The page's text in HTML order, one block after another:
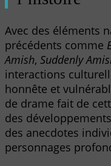
Avec des éléments
précédents comme
Amish, Suddenly
interactions
honnête et
de drame fait de
des
des anecdotes
personnages